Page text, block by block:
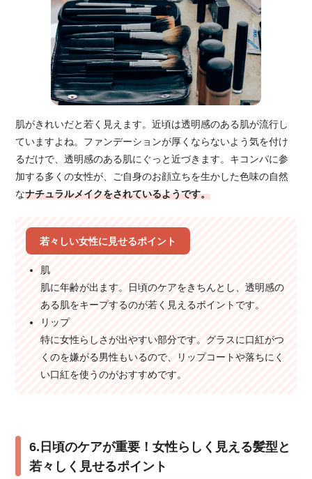
肌がきれいだと若く見えます。近頃は透明感のある肌が流行し
ていますよね。ファンデーションが厚くならないよう気を付け
るだけで、透明感のある肌にぐっと近づきます。キコンパに参
加する多くの女性が、ご自身のお顔立ちを生かした色味の自然
なナチュラルメイクをされているようです。
若々しい女性に見せるポイント
肌
肌に年齢が出ます。日頃のケアをきちんとし、透明感の
ある肌をキープするのが若く見えるポイントです。
リップ
特に女性らしさが出やすい部分です。グラスに口紅がつ
くのを嫌がる男性もいるので、リップコートや落ちにく
い口紅を使うのがおすすめです。
6.日頃のケアが重要！女性らしく見える髪型と
若々しく見せるポイント